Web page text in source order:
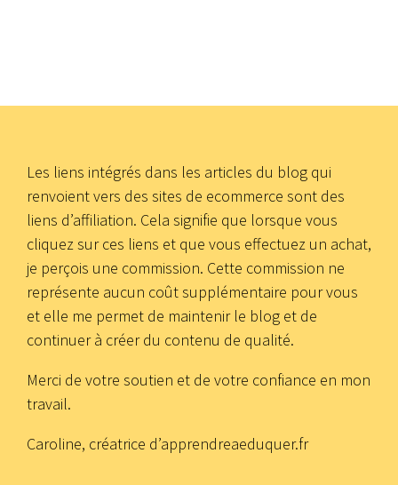
Les liens intégrés dans les articles du blog qui
renvoient vers des sites de ecommerce sont des
liens d’affiliation. Cela signifie que lorsque vous
cliquez sur ces liens et que vous effectuez un achat,
je perçois une commission. Cette commission ne
représente aucun coût supplémentaire pour vous
et elle me permet de maintenir le blog et de
continuer à créer du contenu de qualité.
Merci de votre soutien et de votre confiance en mon
travail.
Caroline, créatrice d’apprendreaeduquer.fr